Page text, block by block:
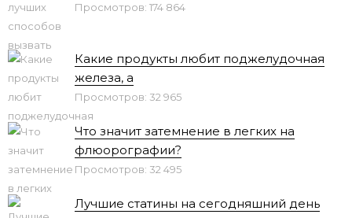
Просмотров: 174 864
Какие продукты любит поджелудочная
железа, а
Просмотров: 32 965
Что значит затемнение в легких на
флюорографии?
Просмотров: 32 495
Лучшие статины на сегодняшний день